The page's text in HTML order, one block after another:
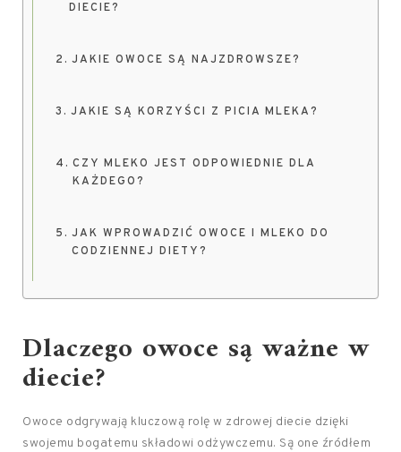
DIECIE?
JAKIE OWOCE SĄ NAJZDROWSZE?
JAKIE SĄ KORZYŚCI Z PICIA MLEKA?
CZY MLEKO JEST ODPOWIEDNIE DLA
KAŻDEGO?
JAK WPROWADZIĆ OWOCE I MLEKO DO
CODZIENNEJ DIETY?
Dlaczego owoce są ważne w
diecie?
Owoce odgrywają kluczową rolę w zdrowej diecie dzięki
swojemu bogatemu składowi odżywczemu. Są one źródłem